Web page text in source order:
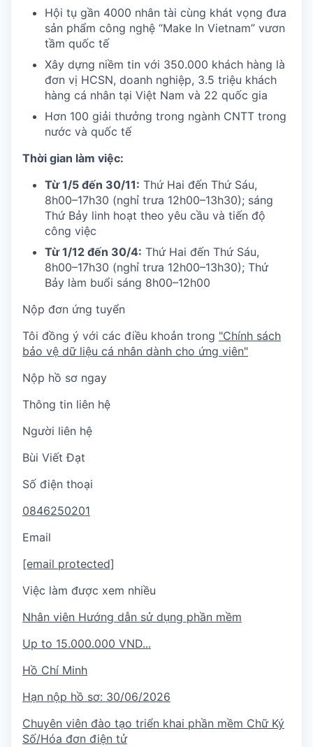
Hội tụ gần 4000 nhân tài cùng khát vọng đưa
sản phẩm công nghệ “Make In Vietnam” vươn
tầm quốc tế
Xây dựng niềm tin với 350.000 khách hàng là
đơn vị HCSN, doanh nghiệp, 3.5 triệu khách
hàng cá nhân tại Việt Nam và 22 quốc gia
Hơn 100 giải thưởng trong ngành CNTT trong
nước và quốc tế
Thời gian làm việc:
Từ 1/5 đến 30/11: Thứ Hai đến Thứ Sáu,
8h00–17h30 (nghỉ trưa 12h00–13h30); sáng
Thứ Bảy linh hoạt theo yêu cầu và tiến độ
công việc
Từ 1/12 đến 30/4: Thứ Hai đến Thứ Sáu,
8h00–17h30 (nghỉ trưa 12h00–13h30); Thứ
Bảy làm buổi sáng 8h00–12h00
Nộp đơn ứng tuyển
Tôi đồng ý với các điều khoản trong "Chính sách
bảo vệ dữ liệu cá nhân dành cho ứng viên"
Nộp hồ sơ ngay
Thông tin liên hệ
Người liên hệ
Bùi Viết Đạt
Số điện thoại
0846250201
Email
[email protected]
Việc làm được xem nhiều
Nhân viên Hướng dẫn sử dụng phần mềm
Up to 15.000.000 VND...
Hồ Chí Minh
Hạn nộp hồ sơ: 30/06/2026
Chuyên viên đào tạo triển khai phần mềm Chữ Ký
Số/Hóa đơn điện tử